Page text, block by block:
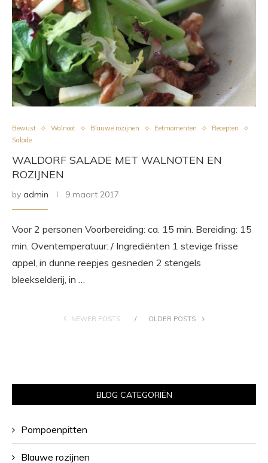
Bewust Walnoot Blauwe rozijnen Eetmomenten
Recepten
Salade
WALDORF SALADE MET WALNOTEN EN
ROZIJNEN
by admin 9 maart 2017
Voor 2 personen Voorbereiding: ca. 15 min. Bereiding: 15
min. Oventemperatuur: / Ingrediënten 1 stevige frisse
appel, in dunne reepjes gesneden 2 stengels
bleekselderij, in …
NEWER POSTS OLDER POSTS
BLOG CATEGORIËN
Pompoenpitten
Blauwe rozijnen